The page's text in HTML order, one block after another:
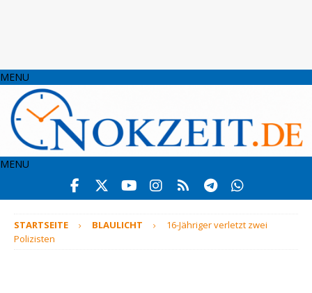
MENU
MENU
STARTSEITE BLAULICHT
16-Jähriger verletzt zwei
Polizisten